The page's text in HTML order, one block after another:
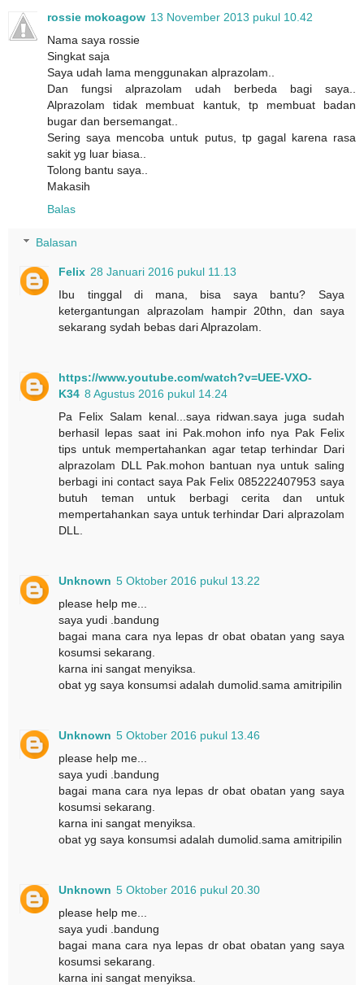
rossie mokoagow 13 November 2013 pukul 10.42
Nama saya rossie
Singkat saja
Saya udah lama menggunakan alprazolam..
Dan fungsi alprazolam udah berbeda bagi saya..
Alprazolam tidak membuat kantuk, tp membuat badan
bugar dan bersemangat..
Sering saya mencoba untuk putus, tp gagal karena rasa
sakit yg luar biasa..
Tolong bantu saya..
Makasih
Balas
Balasan
Felix 28 Januari 2016 pukul 11.13
Ibu tinggal di mana, bisa saya bantu? Saya
ketergantungan alprazolam hampir 20thn, dan saya
sekarang sydah bebas dari Alprazolam.
https://www.youtube.com/watch?v=UEE-VXO-
K34 8 Agustus 2016 pukul 14.24
Pa Felix Salam kenal...saya ridwan.saya juga sudah
berhasil lepas saat ini Pak.mohon info nya Pak Felix
tips untuk mempertahankan agar tetap terhindar Dari
alprazolam DLL Pak.mohon bantuan nya untuk saling
berbagi ini contact saya Pak Felix 085222407953 saya
butuh teman untuk berbagi cerita dan untuk
mempertahankan saya untuk terhindar Dari alprazolam
DLL.
Unknown 5 Oktober 2016 pukul 13.22
please help me...
saya yudi .bandung
bagai mana cara nya lepas dr obat obatan yang saya
kosumsi sekarang.
karna ini sangat menyiksa.
obat yg saya konsumsi adalah dumolid.sama amitripilin
Unknown 5 Oktober 2016 pukul 13.46
please help me...
saya yudi .bandung
bagai mana cara nya lepas dr obat obatan yang saya
kosumsi sekarang.
karna ini sangat menyiksa.
obat yg saya konsumsi adalah dumolid.sama amitripilin
Unknown 5 Oktober 2016 pukul 20.30
please help me...
saya yudi .bandung
bagai mana cara nya lepas dr obat obatan yang saya
kosumsi sekarang.
karna ini sangat menyiksa.